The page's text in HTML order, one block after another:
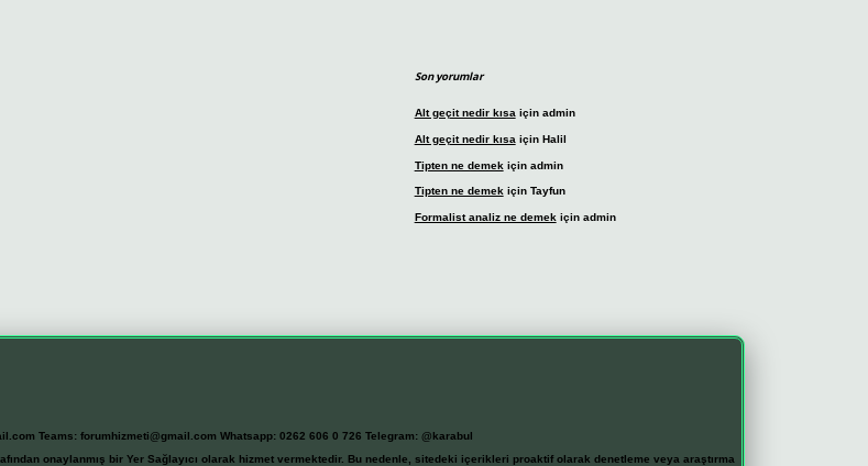
Son yorumlar
Alt geçit nedir kısaiçin admin
Alt geçit nedir kısa için Halil
Tipten ne demek için admin
Tipten ne demek için Tayfun
Formalist analiz ne demek için admin
Teams: forumhizmeti@gmail.com Whatsapp: 0262 606 0 726 Telegram: @karabul
onaylanmış bir Yer Sağlayıcı olarak hizmet vermektedir. Bu nedenle, sitedeki içerikleri proaktif olarak denetleme veya araştırma